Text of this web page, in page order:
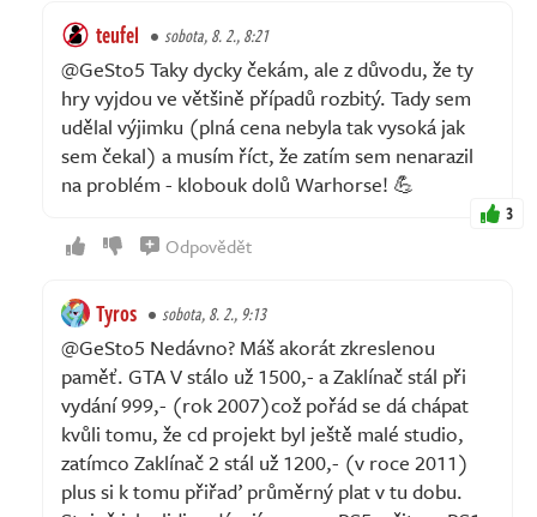
teufel sobota, 8. 2., 8:21
@GeSto5 Taky dycky čekám, ale z důvodu, že ty
hry vyjdou ve většině případů rozbitý. Tady sem
udělal výjimku (plná cena nebyla tak vysoká jak
sem čekal) a musím říct, že zatím sem nenarazil
na problém - klobouk dolů Warhorse! 💪
3
Odpovědět
Tyros sobota, 8. 2., 9:13
@GeSto5 Nedávno? Máš akorát zkreslenou
paměť. GTA V stálo už 1500,- a Zaklínač stál při
vydání 999,- (rok 2007)což pořád se dá chápat
kvůli tomu, že cd projekt byl ještě malé studio,
zatímco Zaklínač 2 stál už 1200,- (v roce 2011)
plus si k tomu přiřaď průměrný plat v tu dobu.